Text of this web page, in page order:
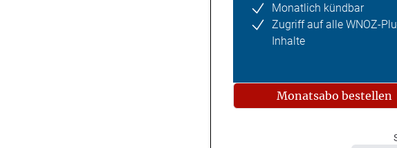
Monatlich kündbar
Zugriff auf alle WNOZ-
Inhalte
Monatsabo bestellen